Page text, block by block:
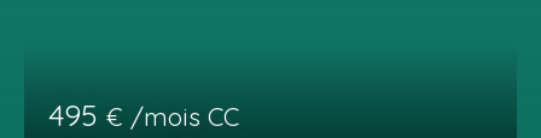
495 € /mois CC